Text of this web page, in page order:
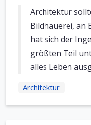
Architektur
Bildhauerei, an
hat sich der
größten Teil
alles Leben
Architektur